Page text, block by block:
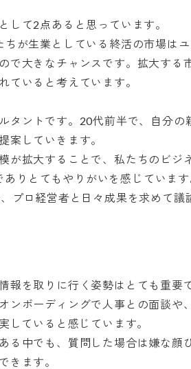
して2点あると思っています。
が生業としている終活の市場は
で大きなチャンスです。拡大する
ていると考えています。
タントです。20代前半で、自分の
案していきます。
が拡大することで、私たちのビジ
りとてもやりがいを感じています
プロ経営者と日々成果を求めて議
報を取りに行く姿勢はとても重要
ンボーディングで人事との面談や
していると感じています。
る中でも、質問した場合は嫌な顔
きます。